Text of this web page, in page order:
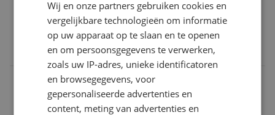
Ja, ik beveel dit product aan
0 reactiesReageer
M************@h**********26-10-
2025
Wij en onze partners gebruiken cookies en
vergelijkbare technologieën om informatie
op uw apparaat op te slaan en te openen
en om persoonsgegevens te verwerken,
zoals uw IP-adres, unieke identificatoren
en browsegegevens, voor
gepersonaliseerde advertenties en
content, meting van advertenties en